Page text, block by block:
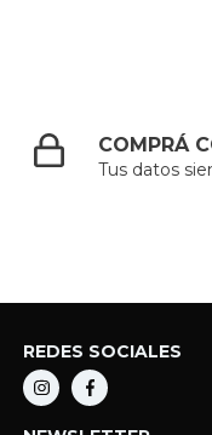
COMPRÁ
Tus datos
REDES SOCIALES